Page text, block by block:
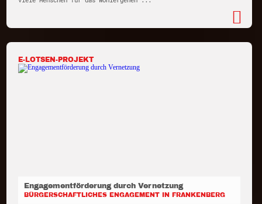
E-LOTSEN-PROJEKT
Engagementförderung durch Vernetzung
BÜRGERSCHAFTLICHES ENGAGEMENT IN FRANKENBERG